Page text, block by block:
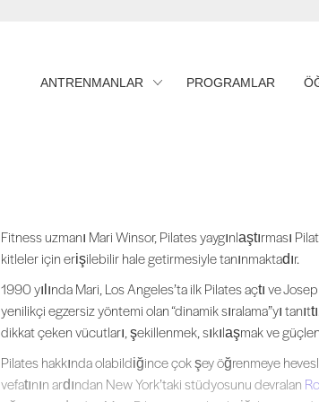
ANTRENMANLAR PROGRAMLAR
Fitness uzmanı Mari Winsor, Pilates yaygınlaştırması
Fitness uzmanı Mari Winsor, Pilates yaygınlaştırması
kitleler için erişilebilir hale getirmesiyle tanınmaktadır.
1990 yılında Mari, Los Angeles’ta ilk Pilates açtı ve
yenilikçi egzersiz yöntemi olan “dinamik sıralama”yı
dikkat çeken vücutları, şekillenmek, sıkılaşmak ve
Pilates hakkında olabildiğince çok şey öğrenmeye
vefatının ardından New York’taki stüdyosunu devralan